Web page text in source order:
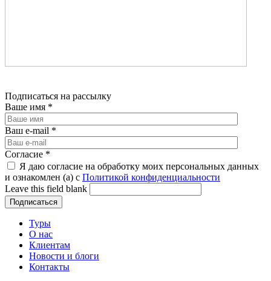
Подписаться на рассылку
Ваше имя *
Ваш e-mail *
Согласие *
Я даю согласие на обработку моих персональных данных
и ознакомлен (а) с Политикой конфиденциальности
Leave this field blank
Туры
О нас
Клиентам
Новости и блоги
Контакты